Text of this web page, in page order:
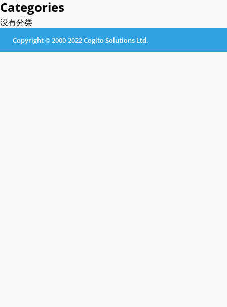
Categories
没有分类
Copyright © 2000-2022 Cogito Solutions Ltd.